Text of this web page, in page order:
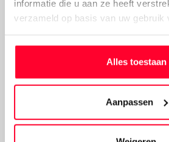
informatie die u aan ze heeft
verzameld op basis van uw gebruik
Alles toestaan
Aanpassen
Basis + motorsmeerpakket
Basis + lagerpakket (incl.
motorsmering)
Basis + enkel
Basis + dubbel
Overige opmerkingen